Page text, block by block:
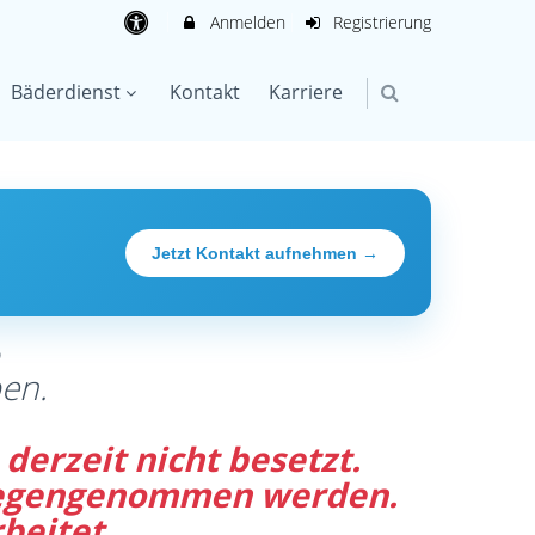
Anmelden Registrierung
Bäderdienst Kontakt Karriere
Jetzt Kontakt aufnehmen →
nicht besetzt.
werden.